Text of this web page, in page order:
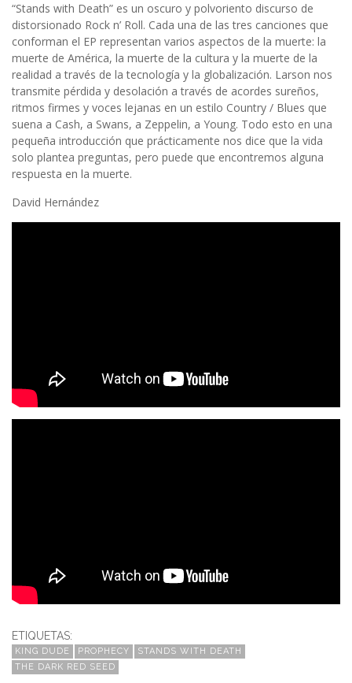
“Stands with Death” es un oscuro y polvoriento discurso de
distorsionado Rock n’ Roll. Cada una de las tres canciones que
conforman el EP representan varios aspectos de la muerte: la
muerte de América, la muerte de la cultura y la muerte de la
realidad a través de la tecnología y la globalización. Larson nos
transmite pérdida y desolación a través de acordes sureños,
ritmos firmes y voces lejanas en un estilo Country / Blues que
suena a Cash, a Swans, a Zeppelin, a Young. Todo esto en una
pequeña introducción que prácticamente nos dice que la vida
solo plantea preguntas, pero puede que encontremos alguna
respuesta en la muerte.
David Hernández
ETIQUETAS:
KING DUDE PROPHECY
STANDS WITH DEATH
THE DARK RED SEED